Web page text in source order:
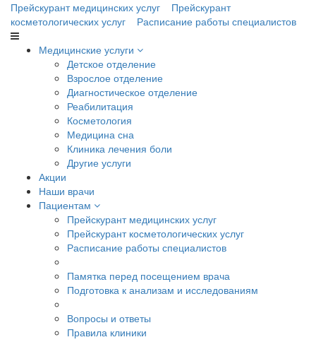
Прейскурант медицинских услуг
Прейскурант
косметологических услуг
Расписание работы специалистов
Медицинские услуги
Детское отделение
Взрослое отделение
Диагностическое отделение
Реабилитация
Косметология
Медицина сна
Клиника лечения боли
Другие услуги
Акции
Наши врачи
Пациентам
Прейскурант медицинских услуг
Прейскурант косметологических услуг
Расписание работы специалистов
Памятка перед посещением врача
Подготовка к анализам и исследованиям
Вопросы и ответы
Правила клиники